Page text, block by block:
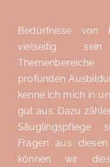
Bedürfnisse von
vielseitig
profunden
kenne ich mich in
gut aus. Dazu
Säuglingspflege
Fragen aus
können wir